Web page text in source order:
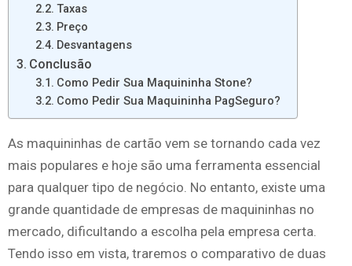
Taxas
Preço
Desvantagens
Conclusão
Como Pedir Sua Maquininha Stone?
Como Pedir Sua Maquininha PagSeguro?
As maquininhas de cartão vem se tornando cada vez
mais populares e hoje são uma ferramenta essencial
para qualquer tipo de negócio. No entanto, existe uma
grande quantidade de empresas de maquininhas no
mercado, dificultando a escolha pela empresa certa.
Tendo isso em vista, traremos o comparativo de duas